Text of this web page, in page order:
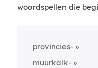
woordspellen die
provincies-
muurkalk-